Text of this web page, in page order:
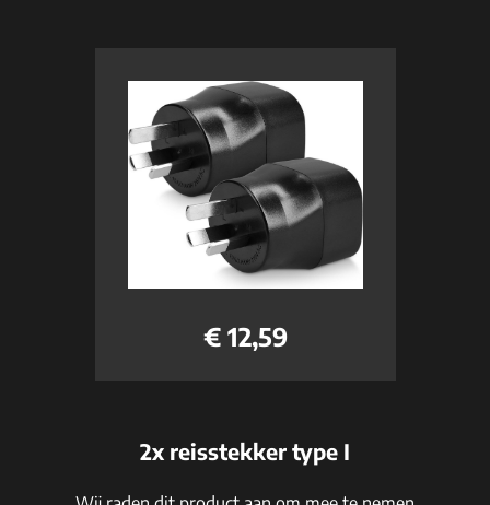
€ 12,59
2x reisstekker type I